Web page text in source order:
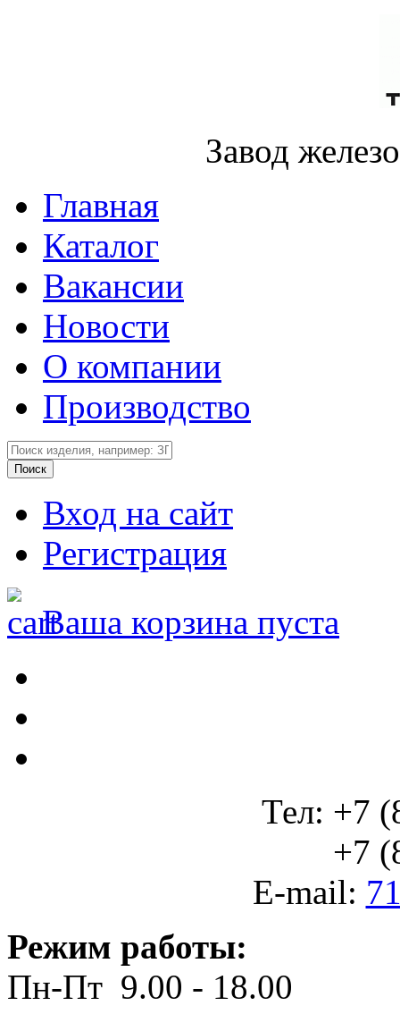
Завод
Главная
Каталог
Вакансии
Новости
О компании
Производство
Вход на сайт
Регистрация
Ваша корзина пуста
Тел: +7
+7
E-mail:
Режим работы:
Пн-Пт 9.00 - 18.00